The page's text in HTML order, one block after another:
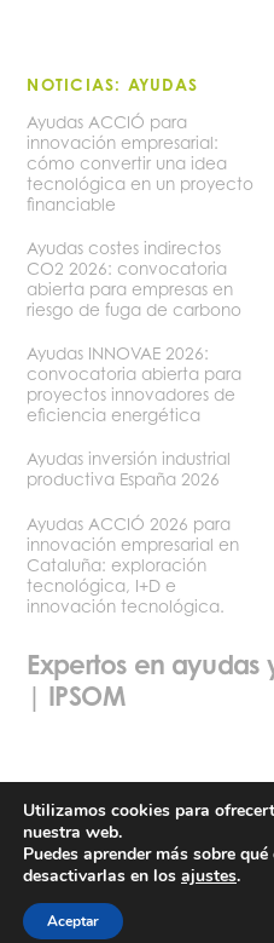
Expertos en
| IPSOM
Política de privacidad
©2026 Ipsom
NOTICIAS: AYUDAS
Ayudas ACCIÓ para
innovación empresarial:
cómo convertir una idea
tecnológica en un proyecto
financiable
Ayudas costes indirectos
CO2 2026: convocatoria
abierta para empresas en
riesgo de fuga de carbono
Ayudas INNOVAE 2026:
convocatoria abierta para
proyectos innovadores de
eficiencia energética
Ayudas inversión industrial
productiva España 2026
Ayudas ACCIÓ 2026 para
innovación empresarial en
Cataluña: exploración
tecnológica, I+D e
innovación tecnológica.
Utilizamos cookies para
nuestra web.
Puedes aprender más sobre
desactivarlas en los ajustes.
Aceptar